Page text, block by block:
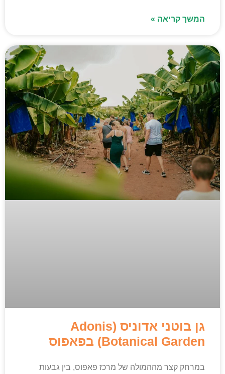
המשך קריאה »
גן בוטני אדוניס (Adonis
Botanical Garden) בפאפוס
במרחק קצר מההמולה של מרכז פאפוס, בין גבעות